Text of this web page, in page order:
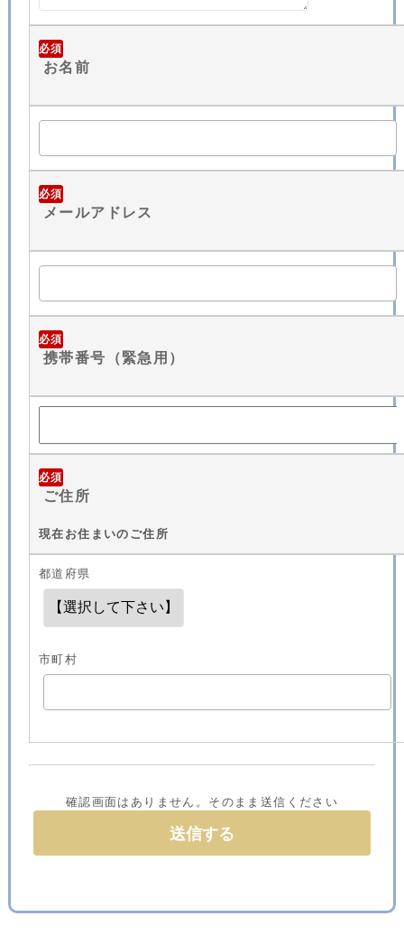
必須
お名前
必須
メールアドレス
必須
携帯番号（緊急用）
必須
ご住所
現在お住まいのご住所
都道府県
市町村
確認画面はありません。そのまま送信ください